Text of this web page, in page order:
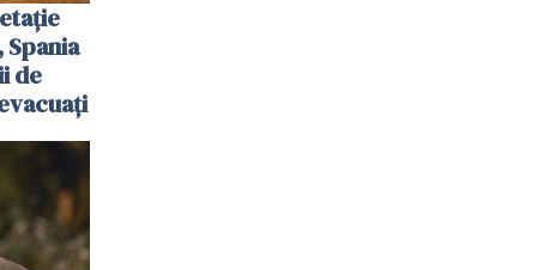
Spania
de